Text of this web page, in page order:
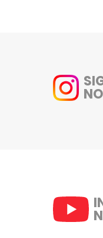
6-
8-